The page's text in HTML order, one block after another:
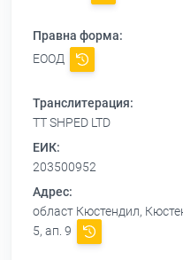
Правна форма:
ЕООД
Транслитерация:
TT SHPED LTD
ЕИК:
203500952
Адрес:
област Кюстендил,
5, ап. 9